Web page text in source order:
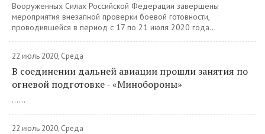
Вооруженных Силах Российской Федерации завершены
мероприятия внезапной проверки боевой готовности,
проводившейся в период с 17 по 21 июля 2020 года...
22 июль 2020, Среда
В соединении дальней авиации прошли занятия по
огневой подготовке - «Минобороны»
......
22 июль 2020, Среда